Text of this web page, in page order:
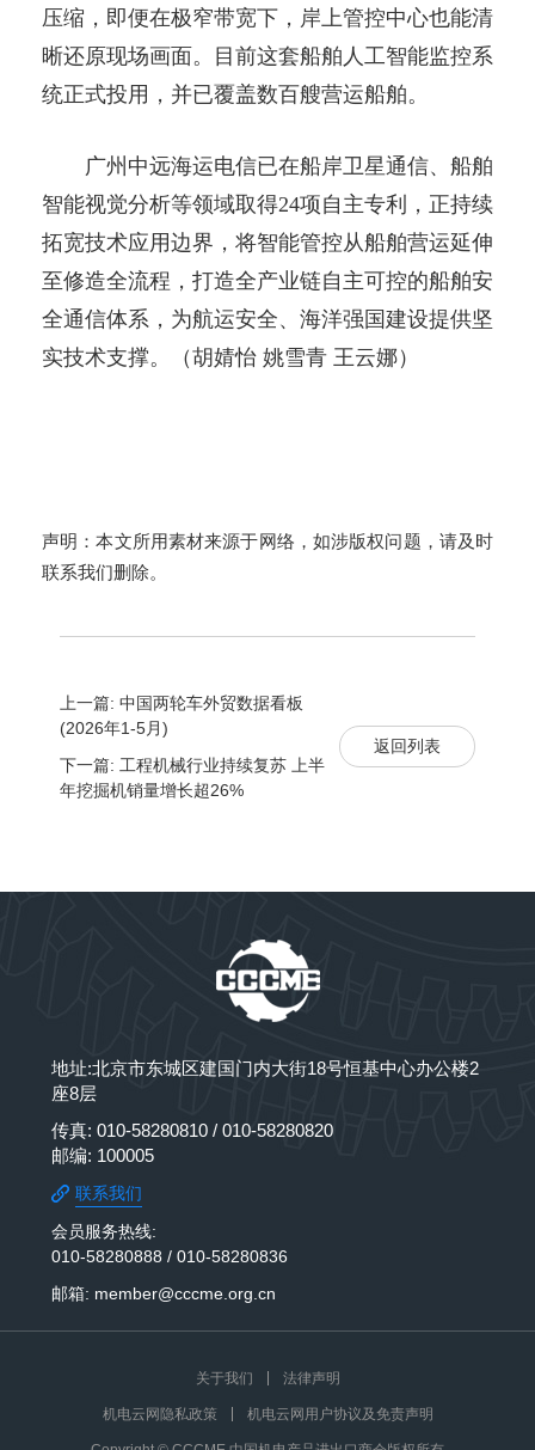
压缩，即便在极窄带宽下，岸上管控中心也能清
晰还原现场画面。目前这套船舶人工智能监控系
统正式投用，并已覆盖数百艘营运船舶。
广州中远海运电信已在船岸卫星通信、船舶
智能视觉分析等领域取得24项自主专利，正持续
拓宽技术应用边界，将智能管控从船舶营运延伸
至修造全流程，打造全产业链自主可控的船舶安
全通信体系，为航运安全、海洋强国建设提供坚
实技术支撑。（胡婧怡 姚雪青 王云娜）
声明：本文所用素材来源于网络，如涉版权问题，请及时
联系我们删除。
上一篇: 中国两轮车外贸数据看板
(2026年1-5月)
下一篇: 工程机械行业持续复苏 上半
年挖掘机销量增长超26%
返回列表
地址:北京市东城区建国门内大街18号恒基中心办公楼2
座8层
传真: 010-58280810 / 010-58280820
邮编: 100005
联系我们
会员服务热线:
010-58280888 / 010-58280836
邮箱: member@cccme.org.cn
关于我们 法律声明
机电云网隐私政策 机电云网用户协议及免责声明